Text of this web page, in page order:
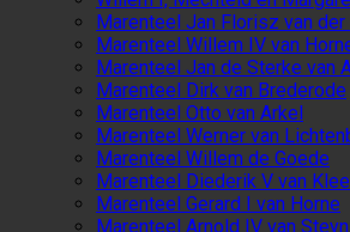
Marenteel Jan Florisz van der
Marenteel Willem IV van
Marenteel Jan de Sterke van
Marenteel Dirk van Brederode
Marenteel Otto van Arkel
Marenteel Werner van
Marenteel Willem de Goede
Marenteel Diederik V van
Marenteel Gerard I van Horne
Marenteel Arnold IV van Steyn